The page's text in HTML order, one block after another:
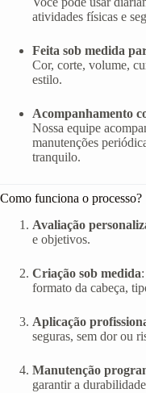
atividades físicas e
Feita sob medida
Cor, corte, volume,
estilo.
Acompanhamento
Nossa equipe
manutenções
tranquilo.
Como funciona o processo?
Avaliação
e objetivos.
Criação sob medida
formato da cabeça,
Aplicação
seguras, sem dor ou
Manutenção
garantir a